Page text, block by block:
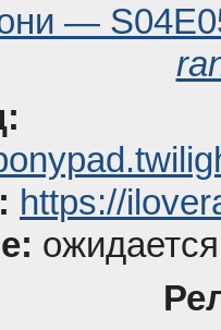
—
https://